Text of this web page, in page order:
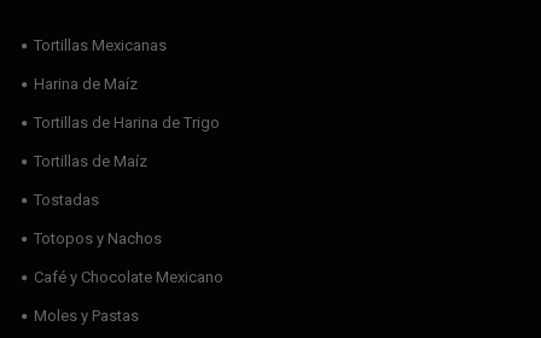
Tortillas Mexicanas
Harina de Maíz
Tortillas de Harina de Trigo
Tortillas de Maíz
Tostadas
Totopos y Nachos
Café y Chocolate Mexicano
Moles y Pastas